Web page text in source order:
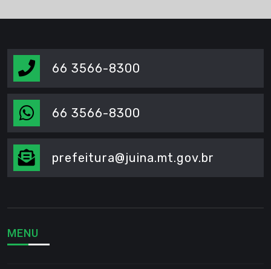
66 3566-8300
66 3566-8300
prefeitura@juina.mt.gov.br
MENU